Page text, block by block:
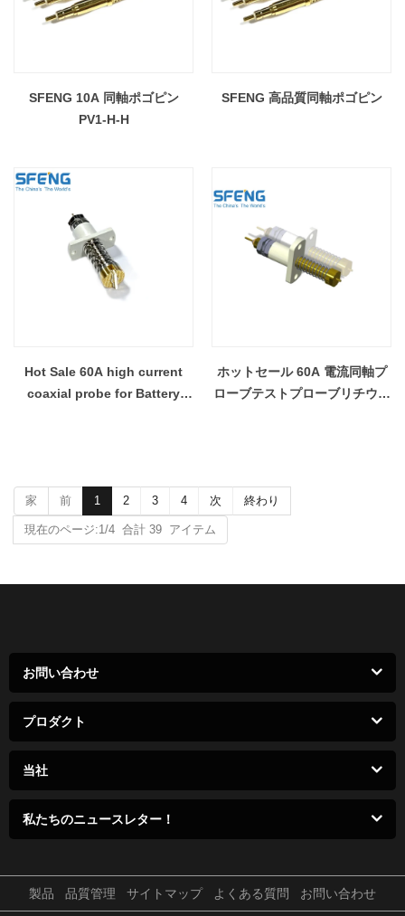
SFENG 10A 同軸ポゴピン
PV1-H-H
SFENG 高品質同軸ポゴピン
Hot Sale 60A high current
coaxial probe for Battery
ホットセール 60A 電流同軸プ
ローブテストプローブリチウム
家 前 1 2 3 4 次 終わり
現在のページ:1/4 合計 39 アイテム
お問い合わせ
プロダクト
当社
私たちのニュースレター！
製品 品質管理 サイトマップ よくある質問 お問い合わせ